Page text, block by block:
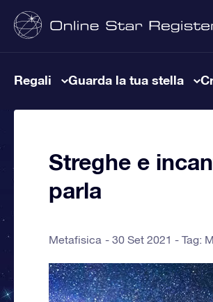
Regali Guarda la tua stella
Streghe e
parla
Metafisica 30 Set 2021 - Tag: